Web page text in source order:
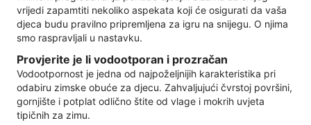
vrijedi zapamtiti nekoliko aspekata koji će osigurati da vaša
djeca budu pravilno pripremljena za igru ​​na snijegu. O njima
smo raspravljali u nastavku.
Provjerite je li vodootporan i prozračan
Vodootpornost je jedna od najpoželjnijih karakteristika pri
odabiru zimske obuće za djecu. Zahvaljujući čvrstoj površini,
gornjište i potplat odlično štite od vlage i mokrih uvjeta
tipičnih za zimu.